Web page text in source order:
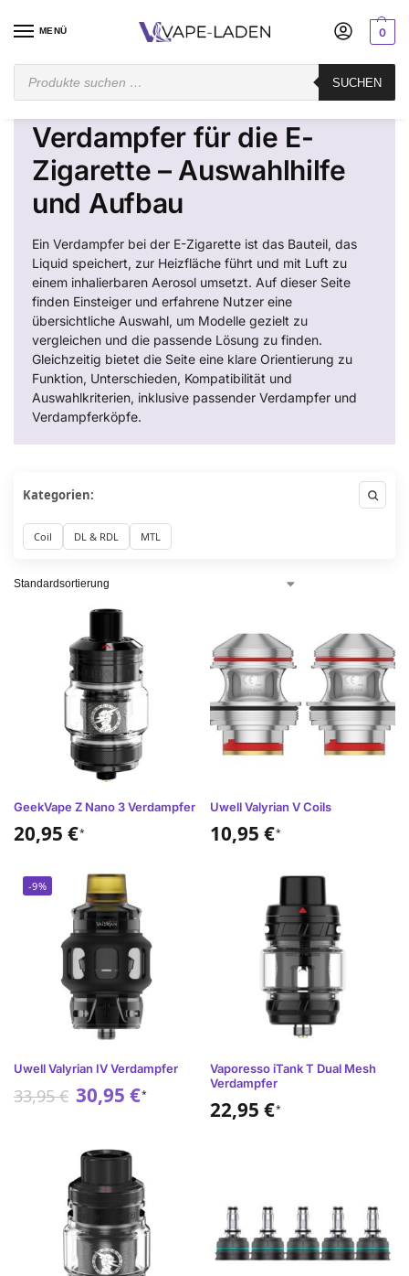
MENÜ
SUCHEN
0
Startseite / Verdampfer
Verdampfer für die E-
Zigarette – Auswahlhilfe
und Aufbau
Ein Verdampfer bei der E-Zigarette ist das Bauteil, das
Liquid speichert, zur Heizfläche führt und mit Luft zu
einem inhalierbaren Aerosol umsetzt. Auf dieser Seite
finden Einsteiger und erfahrene Nutzer eine
übersichtliche Auswahl, um Modelle gezielt zu
vergleichen und die passende Lösung zu finden.
Gleichzeitig bietet die Seite eine klare Orientierung zu
Funktion, Unterschieden, Kompatibilität und
Auswahlkriterien, inklusive passender Verdampfer und
Verdampferköpfe.
Kategorien:
Coil DL & RDL MTL
GeekVape Z Nano 3 Verdampfer
20,95 €*
Uwell Valyrian V Coils
10,95 €*
-9%
Uwell Valyrian IV Verdampfer
33,95€ 30,95 €*
Vaporesso iTank T Dual Mesh
Verdampfer
22,95 €*